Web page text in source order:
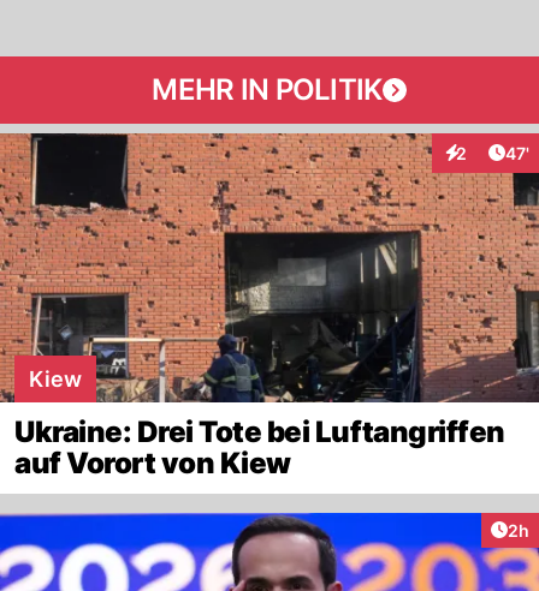
MEHR IN POLITIK
2 47'
Kiew
Ukraine: Drei Tote bei Luftangriffen
auf Vorort von Kiew
2h